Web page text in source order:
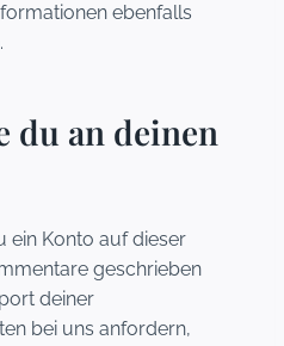
ebenfalls
du an deinen
ein Konto auf dieser
geschrieben
deiner
bei uns anfordern,